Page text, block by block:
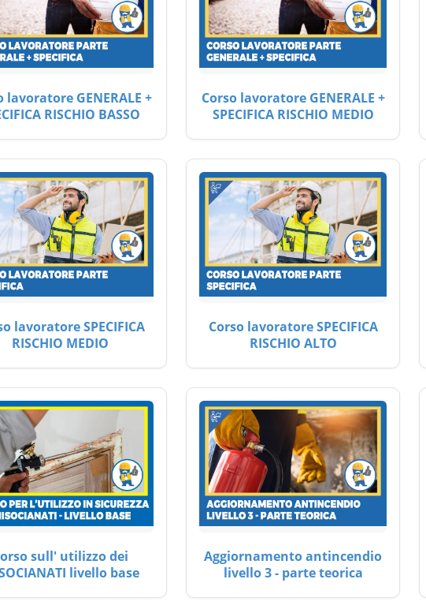
lavoratore GENERALE +
RISCHIO BASSO
Corso lavoratore GENERALE +
SPECIFICA RISCHIO MEDIO
lavoratore SPECIFICA
RISCHIO MEDIO
Corso lavoratore SPECIFICA
RISCHIO ALTO
sull' utilizzo dei
livello base
Aggiornamento antincendio
livello 3 - parte teorica